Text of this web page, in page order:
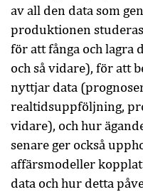
av all den data som
produktionen
för att fånga och lagra
och så vidare), för att
nyttjar data
realtidsuppföljning,
vidare), och hur
senare ger också
affärsmodeller
data och hur detta